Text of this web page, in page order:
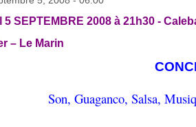
5 SEPTEMBRE 2008 à 21h30 -
– Le Marin
Son, Guaganco, Salsa,